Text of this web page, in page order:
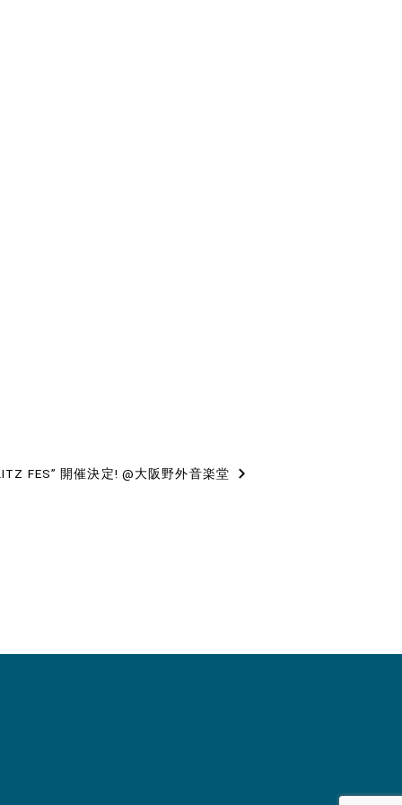
FES” 開催決定! @大阪野外音楽堂